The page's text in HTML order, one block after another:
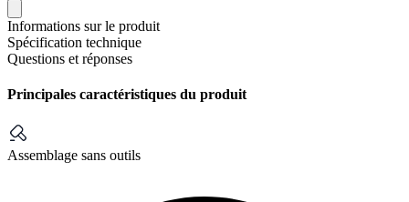
Informations sur le produit
Spécification technique
Questions et réponses
Principales caractéristiques du produit
Assemblage sans outils